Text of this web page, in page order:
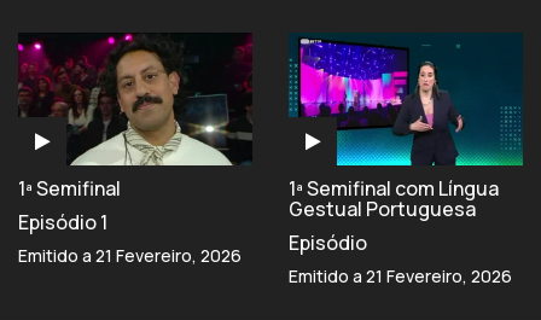
1ª Semifinal
Episódio 1
Emitido a 21 Fevereiro, 2026
1ª Semifinal com Língua
Gestual Portuguesa
Episódio
Emitido a 21 Fevereiro, 2026